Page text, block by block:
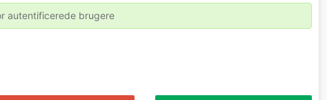
autentificerede brugere